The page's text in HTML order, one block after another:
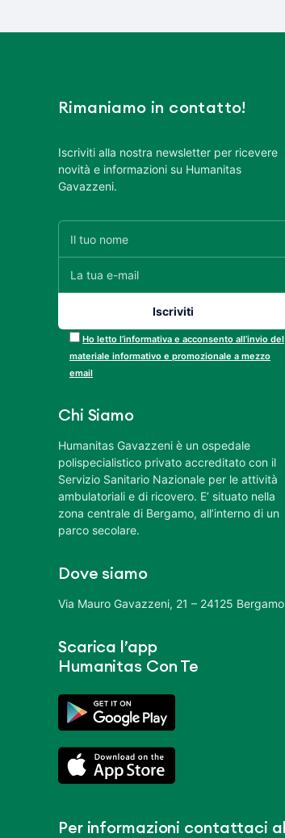
Rimaniamo in contatto!
Iscriviti alla nostra newsletter per ricevere
novità e informazioni su Humanitas
Gavazzeni.
Ho letto l’informativa e acconsento all’invio del
materiale informativo e promozionale a mezzo
email
Chi Siamo
Humanitas Gavazzeni è un ospedale
polispecialistico privato accreditato con il
Servizio Sanitario Nazionale per le attività
ambulatoriali e di ricovero. E’ situato nella
zona centrale di Bergamo, all’interno di un
parco secolare.
Dove siamo
Via Mauro Gavazzeni, 21 – 24125 Bergamo
Scarica l’app
Humanitas Con Te
Per informazioni contattaci al